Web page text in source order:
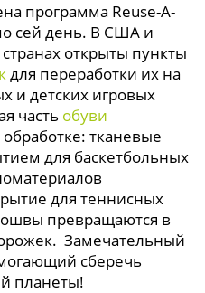
программа Reuse-A-
сей день. В США и
открыты пункты
для переработки их на
и детских игровых
часть обуви
тканевые
для баскетбольных
для теннисных
превращаются в
Замечательный
сберечь
планеты!